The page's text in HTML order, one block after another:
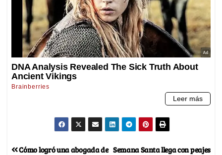
Semana Santa llega con peajes
Cómo logró una abogada de